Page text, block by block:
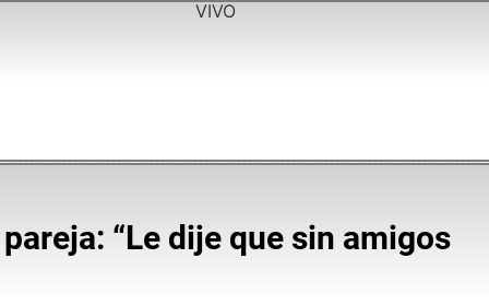
VIVO
“Le dije que sin amigos